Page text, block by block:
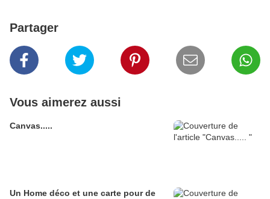
Partager
Vous aimerez aussi
Canvas.....
Un Home déco et une carte pour de